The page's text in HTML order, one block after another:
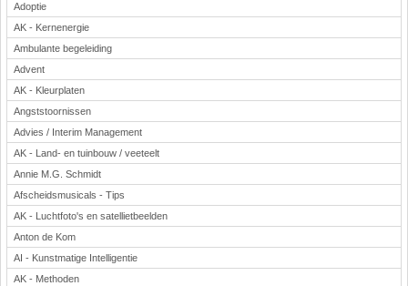
Adoptie
AK - Kernenergie
Ambulante begeleiding
Advent
AK - Kleurplaten
Angststoornissen
Advies / Interim Management
AK - Land- en tuinbouw / veeteelt
Annie M.G. Schmidt
Afscheidsmusicals - Tips
AK - Luchtfoto's en satellietbeelden
Anton de Kom
AI - Kunstmatige Intelligentie
AK - Methoden